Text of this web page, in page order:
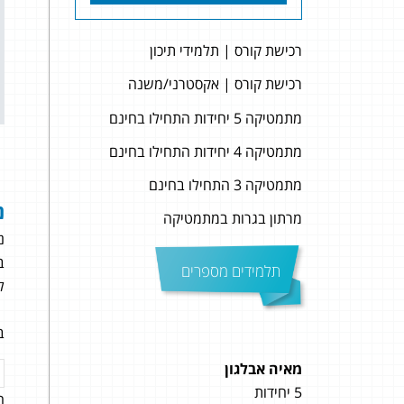
רכישת קורס | תלמידי תיכון
רכישת קורס | אקסטרני/משנה
מתמטיקה 5 יחידות התחילו בחינם
מתמטיקה 4 יחידות התחילו בחינם
מתמטיקה 3 התחילו בחינם
מרתון בגרות במתמטיקה
תלמידים מספרים
מאיה אבלגון
5 יחידות